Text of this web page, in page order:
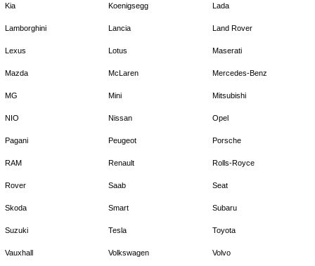
Kia Koenigsegg Lada
Lamborghini Lancia Land Rover
Lexus Lotus Maserati
Mazda McLaren Mercedes-Benz
MG Mini Mitsubishi
NIO Nissan Opel
Pagani Peugeot Porsche
RAM Renault Rolls-Royce
Rover Saab Seat
Skoda Smart Subaru
Suzuki Tesla Toyota
Vauxhall Volkswagen Volvo